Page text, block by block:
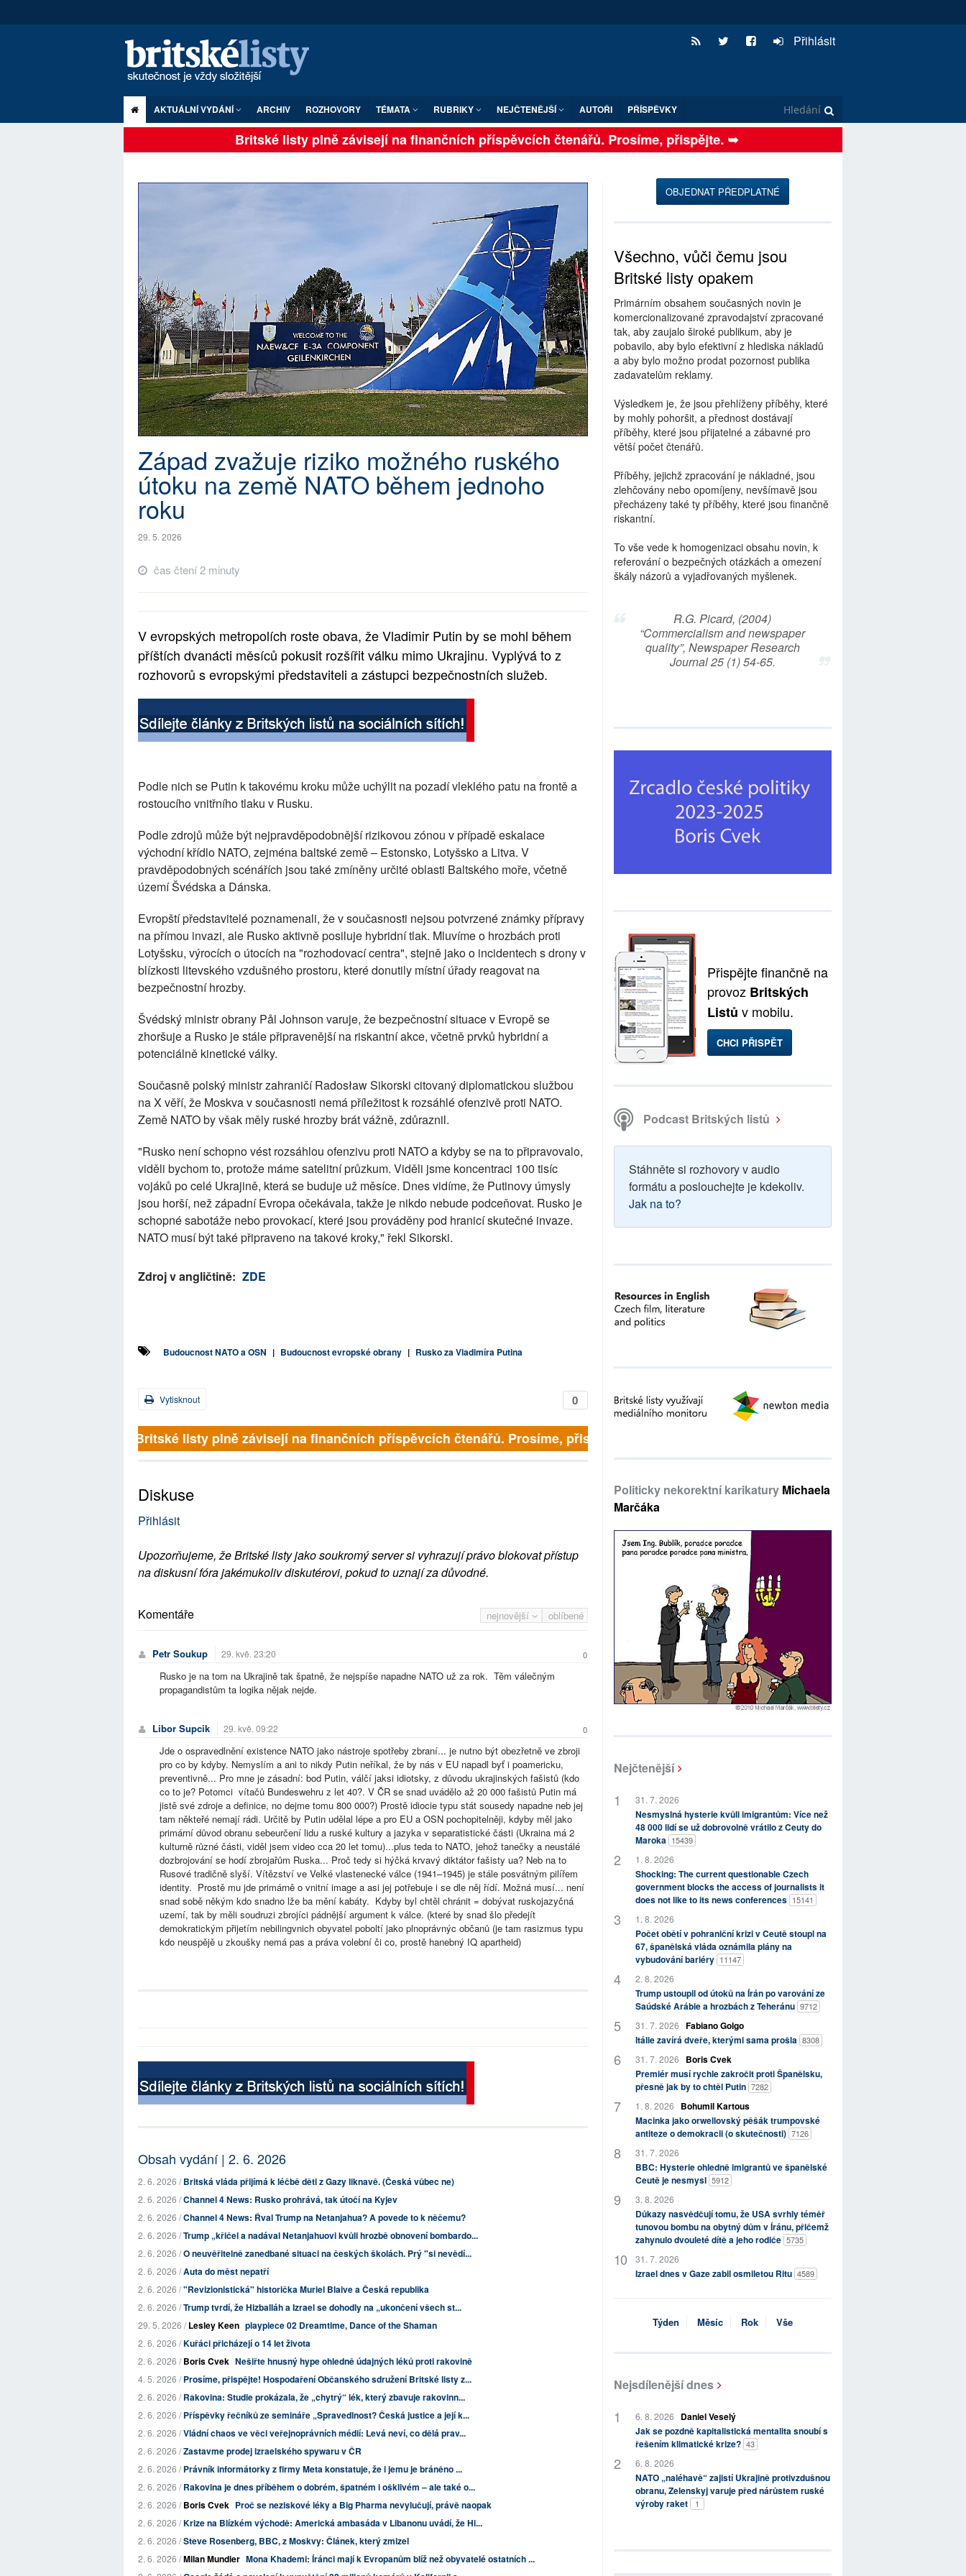
Přihlásit
AKTUÁLNÍ VYDÁNÍ ARCHIV ROZHOVORY TÉMATA RUBRIKY NEJČTENĚJŠÍ AUTOŘI PŘÍSPĚVKY
Britské listy plně závisejí na finančních příspěvcích čtenářů. Prosíme, přispějte. ➥
Západ zvažuje riziko možného ruského
útoku na země NATO během jednoho
roku
29. 5. 2026
čas čtení 2 minuty
V evropských metropolích roste obava, že Vladimir Putin by se mohl během
příštích dvanácti měsíců pokusit rozšířit válku mimo Ukrajinu. Vyplývá to z
rozhovorů s evropskými představiteli a zástupci bezpečnostních služeb.
Podle nich se Putin k takovému kroku může uchýlit na pozadí vleklého patu na frontě a
rostoucího vnitřního tlaku v Rusku.
Podle zdrojů může být nejpravděpodobnější rizikovou zónou v případě eskalace
východní křídlo NATO, zejména baltské země – Estonsko, Lotyšsko a Litva. V
pravděpodobných scénářích jsou také zmíněny určité oblasti Baltského moře, včetně
území Švédska a Dánska.
Evropští představitelé poznamenali, že v současnosti nejsou potvrzené známky přípravy
na přímou invazi, ale Rusko aktivně posiluje hybridní tlak. Mluvíme o hrozbách proti
Lotyšsku, výrocích o útocích na "rozhodovací centra", stejně jako o incidentech s drony v
blízkosti litevského vzdušného prostoru, které donutily místní úřady reagovat na
bezpečnostní hrozby.
Švédský ministr obrany Pål Johnson varuje, že bezpečnostní situace v Evropě se
zhoršuje a Rusko je stále připravenější na riskantní akce, včetně prvků hybridní a
potenciálně kinetické války.
Současně polský ministr zahraničí Radosław Sikorski citovaný diplomatickou službou
na X věří, že Moskva v současnosti nemá příležitost k rozsáhlé ofenzivě proti NATO.
Země NATO by však měly ruské hrozby brát vážně, zdůraznil.
"Rusko není schopno vést rozsáhlou ofenzivu proti NATO a kdyby se na to připravovalo,
viděli bychom to, protože máme satelitní průzkum. Viděli jsme koncentraci 100 tisíc
vojáků po celé Ukrajině, která se buduje už měsíce. Dnes vidíme, že Putinovy úmysly
jsou horší, než západní Evropa očekávala, takže je nikdo nebude podceňovat. Rusko je
schopné sabotáže nebo provokací, které jsou prováděny pod hranicí skutečné invaze.
NATO musí být také připraveno na takové kroky," řekl Sikorski.
Zdroj v angličtině: ZDE
Budoucnost NATO a OSN | Budoucnost evropské obrany | Rusko za Vladimíra Putina
0
Vytisknout
Britské listy plně závisejí na finančních příspěvcích čtenářů. Prosíme, přispějte. ➥
Diskuse
Přihlásit
Upozorňujeme, že Britské listy jako soukromý server si vyhrazují právo blokovat přístup
na diskusní fóra jakémukoliv diskutérovi, pokud to uznají za důvodné.
nejnovější oblíbené
Komentáře
Petr Soukup 29. kvě. 23:20 0
Rusko je na tom na Ukrajině tak špatně, že nejspíše napadne NATO už za rok. Těm válečným
propagandistům ta logika nějak nejde.
Libor Supcik 29. kvě. 09:22 0
Jde o ospravedlnění existence NATO jako nástroje spotřeby zbraní... je nutno být obezřetně ve zbroji
pro co by kdyby. Nemyslím a ani to nikdy Putin neříkal, že by nás v EU napadl byť i poamericku,
preventivně... Pro mne je zásadní: bod Putin, válčí jaksi idiotsky, z důvodu ukrajinských fašistů (kdo
co to je? Potomci vítačů Bundeswehru z let 40?. V ČR se snad uvádělo až 20 000 fašistů Putin má
jistě své zdroje a definice, no dejme tomu 800 000?) Prostě idiocie typu stát sousedy napadne neb jej
tam někteřé nemají rádi. Určitě by Putin udělal lépe a pro EU a OSN pochopitelněji, kdyby měl jako
primární důvod obranu sebeurčení lidu a ruské kultury a jazyka v separatistické části (Ukraina má 2
kulturně různé části, viděl jsem video cca 20 let tomu)...plus teda to NATO, jehož tanečky a neustálé
dozbrojování se hodí zbrojařům Ruska... Proč tedy si hýčká krvavý diktátor fašisty ua? Neb na to
Rusové tradičně slyší. Vítězství ve Velké vlastenecké válce (1941–1945) je stále posvátným pilířem
identity. Prostě mu jde primárně o vnitní image a asi jej potřebuje i se dle něj řídí. Možná musí... není
snad sobě někým kdo snadno lže ba mění kabáty. Kdyby byl chtěl chránit = dobývat ruskojazyčná
uzemí, tak by měli soudruzi zbrojíci pádnější argument k válce. (které by snad šlo předejít
demokratickým přijetím nebilingvnich obyvatel poboltí jako plnoprávnýc občanů (je tam rasizmus typu
kdo neuspějě u zkoušky nemá pas a práva volební či co, prostě hanebný IQ apartheid)
Obsah vydání | 2. 6. 2026
2. 6. 2026 /Britská vláda přijímá k léčbě děti z Gazy liknavě. (Česká vůbec ne)
2. 6. 2026 /Channel 4 News: Rusko prohrává, tak útočí na Kyjev
2. 6. 2026 /Channel 4 News: Řval Trump na Netanjahua? A povede to k něčemu?
2. 6. 2026 /Trump „křičel a nadával Netanjahuovi kvůli hrozbě obnovení bombardo...
2. 6. 2026 /O neuvěřitelně zanedbané situaci na českých školách. Prý "si nevědí...
2. 6. 2026 /Auta do měst nepatří
2. 6. 2026 /"Revizionistická" historička Muriel Blaive a Česká republika
2. 6. 2026 /Trump tvrdí, že Hizballáh a Izrael se dohodly na „ukončení všech st...
29. 5. 2026 /Lesley Keen playpiece 02 Dreamtime, Dance of the Shaman
2. 6. 2026 /Kuřáci přicházejí o 14 let života
2. 6. 2026 /Boris Cvek Nešiřte hnusný hype ohledně údajných léků proti rakovině
4. 5. 2026 /Prosíme, přispějte! Hospodaření Občanského sdružení Britské listy z...
2. 6. 2026 /Rakovina: Studie prokázala, že „chytrý“ lék, který zbavuje rakovinn...
2. 6. 2026 /Příspěvky řečníků ze semináře „Spravedlnost? Česká justice a její k...
2. 6. 2026 /Vládní chaos ve věci veřejnoprávních médií: Levá neví, co dělá prav...
2. 6. 2026 /Zastavme prodej izraelského spywaru v ČR
2. 6. 2026 /Právník informátorky z firmy Meta konstatuje, že i jemu je bráněno ...
2. 6. 2026 /Rakovina je dnes příběhem o dobrém, špatném i ošklivém – ale také o...
2. 6. 2026 /Boris Cvek Proč se neziskové léky a Big Pharma nevylučují, právě naopak
2. 6. 2026 /Krize na Blízkém východě: Americká ambasáda v Libanonu uvádí, že Hi...
2. 6. 2026 /Steve Rosenberg, BBC, z Moskvy: Článek, který zmizel
2. 6. 2026 /Milan Mundier Mona Khademi: Íránci mají k Evropanům blíž než obyvatelé ostatních ...
OBJEDNAT PŘEDPLATNÉ
Všechno, vůči čemu jsou
Britské listy opakem
Primárním obsahem současných novin je
komercionalizované zpravodajství zpracované
tak, aby zaujalo široké publikum, aby je
pobavilo, aby bylo efektivní z hlediska nákladů
a aby bylo možno prodat pozornost publika
zadavatelům reklamy.
Výsledkem je, že jsou přehlíženy příběhy, které
by mohly pohoršit, a přednost dostávají
příběhy, které jsou přijatelné a zábavné pro
větší počet čtenářů.
Příběhy, jejichž zpracování je nákladné, jsou
zlehčovány nebo opomíjeny, nevšímavě jsou
přecházeny také ty příběhy, které jsou finančně
riskantní.
To vše vede k homogenizaci obsahu novin, k
referování o bezpečných otázkách a omezení
škály názorů a vyjadřovaných myšlenek.
R.G. Picard, (2004)
“Commercialism and newspaper
quality”, Newspaper Research
Journal 25 (1) 54-65.
Přispějte finančně na
provoz Britských
Listů v mobilu.
CHCI PŘISPĚT
Podcast Britských listů
Stáhněte si rozhovory v audio
formátu a poslouchejte je kdekoliv.
Jak na to?
Politicky nekorektní karikatury Michaela
Marčáka
Nejčtenější
31. 7. 2026
Nesmyslná hysterie kvůli imigrantům: Více než
48 000 lidí se už dobrovolně vrátilo z Ceuty do
Maroka 15439
1. 8. 2026
Shocking: The current questionable Czech
government blocks the access of journalists it
does not like to its news conferences 15141
1. 8. 2026
Počet obětí v pohraniční krizi v Ceutě stoupl na
67, španělská vláda oznámila plány na
vybudování bariéry 11147
2. 8. 2026
Trump ustoupil od útoků na Írán po varování ze
Saúdské Arábie a hrozbách z Teheránu 9712
31. 7. 2026 Fabiano Golgo
Itálie zavírá dveře, kterými sama prošla 8308
31. 7. 2026
Boris Cvek
Premiér musí rychle zakročit proti Španělsku,
přesně jak by to chtěl Putin 7282
1. 8. 2026
Bohumil Kartous
Macinka jako orwellovský pěšák trumpovské
antiteze o demokracii (o skutečnosti) 7126
31. 7. 2026
BBC: Hysterie ohledně imigrantů ve španělské
Ceutě je nesmysl 5912
3. 8. 2026
Důkazy nasvědčují tomu, že USA svrhly téměř
tunovou bombu na obytný dům v Íránu, přičemž
zahynulo dvouleté dítě a jeho rodiče 5735
31. 7. 2026
Izrael dnes v Gaze zabil osmiletou Ritu 4589
Týden Měsíc Rok Vše
Nejsdílenější dnes
6. 8. 2026
Daniel Veselý
Jak se pozdně kapitalistická mentalita snoubí s
řešením klimatické krize? 43
6. 8. 2026
NATO „naléhavě“ zajistí Ukrajině protivzdušnou
obranu, Zelenskyj varuje před nárůstem ruské
výroby raket
1